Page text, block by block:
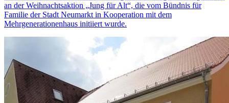
an der Weihnachtsaktion „Jung für Alt“, die vom Bündnis für
Familie der Stadt Neumarkt in Kooperation mit dem
Mehrgenerationenhaus initiiert wurde.